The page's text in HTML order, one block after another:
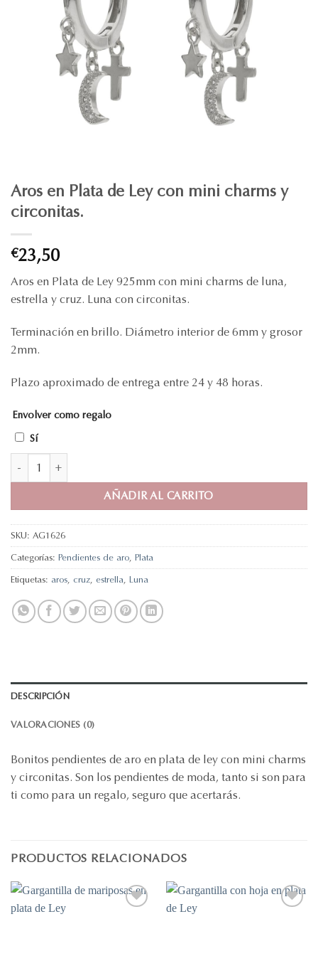
Aros en Plata de Ley con mini charms y
circonitas.
€23,50
Aros en Plata de Ley 925mm con mini charms de luna,
estrella y cruz. Luna con circonitas.
Terminación en brillo. Diámetro interior de 6mm y grosor
2mm.
Plazo aproximado de entrega entre 24 y 48 horas.
Envolver como regalo
Sí
Aros en Plata de Ley con mini charms y circonitas. cantidad
AÑADIR AL CARRITO
SKU: AG1626
Categorías: Pendientes de aro, Plata
Etiquetas: aros, cruz, estrella, Luna
DESCRIPCIÓN
VALORACIONES (0)
Bonitos pendientes de aro en plata de ley con mini charms
y circonitas. Son los pendientes de moda, tanto si son para
ti como para un regalo, seguro que acertarás.
PRODUCTOS RELACIONADOS